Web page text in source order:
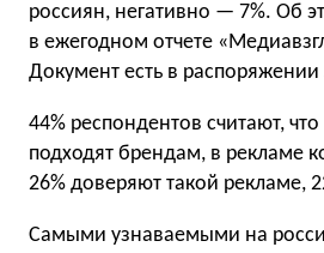
россиян, негативно — 7%. Об
в ежегодном отчете
Документ есть в распоряжении
44% респондентов считают,
подходят брендам, в рекламе
26% доверяют такой рекламе,
Самыми узнаваемыми на